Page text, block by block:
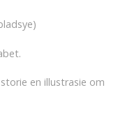
en illustrasie om